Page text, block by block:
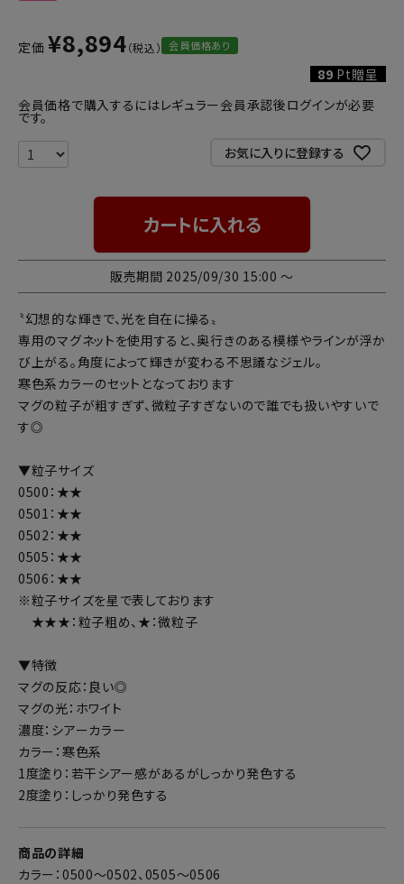
定価 ¥8,894 会員価格あり
89 Pt贈呈
会員価格で購入するにはレギュラー会員承認後ログインが必要
です。
お気に入りに登録する
カートに入れる
販売期間 2025/09/30 15:00 〜
〝幻想的な輝きで、光を自在に操る〟
専用のマグネットを使用すると、奥行きのある模様やラインが浮か
び上がる。角度によって輝きが変わる不思議なジェル。
寒色系カラーのセットとなっております
マグの粒子が粗すぎず、微粒子すぎないので誰でも扱いやすいで
す◎
▼粒子サイズ
0500：★★
0501：★★
0502：★★
0505：★★
0506：★★
※粒子サイズを星で表しております
★★★：粒子粗め、★：微粒子
▼特徴
マグの反応：良い◎
マグの光：ホワイト
濃度：シアーカラー
カラー：寒色系
1度塗り：若干シアー感があるがしっかり発色する
2度塗り：しっかり発色する
商品の詳細
カラー：0500～0502、0505～0506